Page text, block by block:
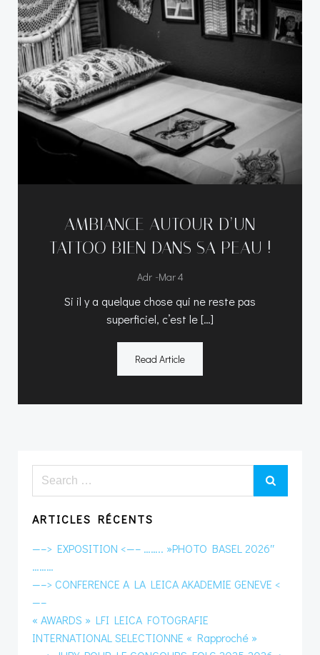
AMBIANCE AUTOUR D’UN
TATTOO BIEN DANS SA PEAU !
Adr -Mar 4
Si il y a quelque chose qui ne reste pas
superficiel, c’est le […]
Read Article
Search
ARTICLES RÉCENTS
—–> EXPOSITION <—– …….. »PHOTO BASEL 2026″
………
—–> CONFERENCE A LA LEICA AKADEMIE GENEVE <
—–
« AWARDS » LFI LEICA FOTOGRAFIE
INTERNATIONAL SELECTIONNE « Rapproché »